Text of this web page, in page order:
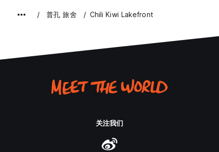
普孔 旅舍 Chili Kiwi Lakefront
关注我们